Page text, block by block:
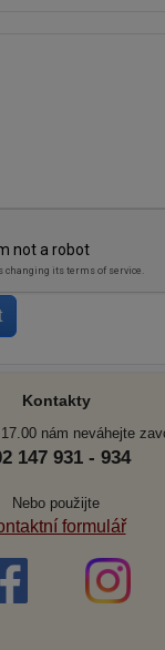
Kontakty
nám neváhejte
147 931 - 934
Nebo použijte
formulář